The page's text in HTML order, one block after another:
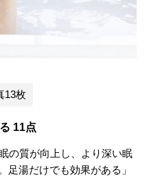
13枚
11点
の質が向上し、より深い眠
足湯だけでも効果がある」